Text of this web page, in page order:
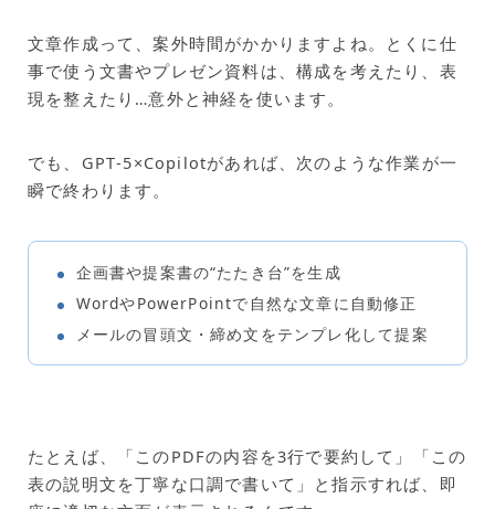
文章作成って、案外時間がかかりますよね。とくに仕
事で使う文書やプレゼン資料は、構成を考えたり、表
現を整えたり…意外と神経を使います。
でも、GPT‑5×Copilotがあれば、次のような作業が一
瞬で終わります。
企画書や提案書の“たたき台”を生成
WordやPowerPointで自然な文章に自動修正
メールの冒頭文・締め文をテンプレ化して提案
たとえば、「このPDFの内容を3行で要約して」「この
表の説明文を丁寧な口調で書いて」と指示すれば、即